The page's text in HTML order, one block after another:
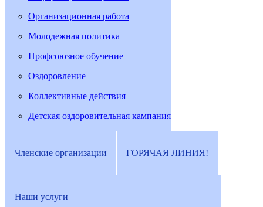
Организационная работа
Молодежная политика
Профсоюзное обучение
Оздоровление
Коллективные действия
Детская оздоровительная кампания
Членские организации ГОРЯЧАЯ ЛИНИЯ!
Наши услуги